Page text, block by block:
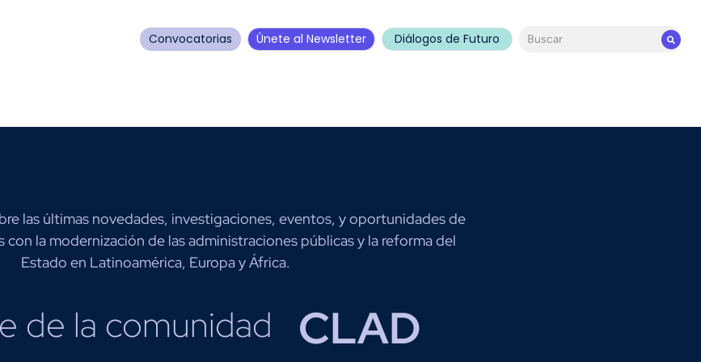
Convocatorias Únete al Newsletter Diálogos de Futuro
las últimas novedades, investigaciones, eventos, y oportunidades de
con la modernización de las administraciones públicas y la reforma del
Estado en Latinoamérica, Europa y África.
de la comunidad CLAD